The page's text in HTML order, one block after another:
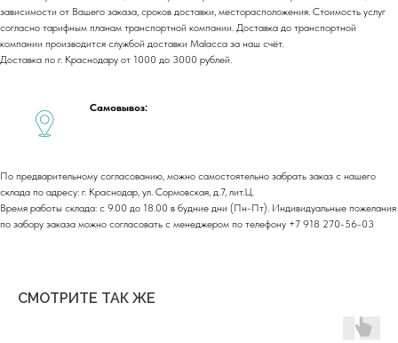
зависимости от Вашего заказа, сроков доставки, месторасположения. Стоимость услуг
согласно тарифным планам транспортной компании. Доставка до транспортной
компании производится службой доставки Malacca за наш счёт.
Доставка по г. Краснодару от 1000 до 3000 рублей.
Самовывоз:
По предварительному согласованию, можно самостоятельно забрать заказ с нашего
склада по адресу: г. Краснодар, ул. Сормовская, д.7, лит.Ц.
Время работы склада: с 9.00 до 18.00 в будние дни (Пн-Пт). Индивидуальные пожелания
по забору заказа можно согласовать с менеджером по телефону +7 918 270-56-03
СМОТРИТЕ ТАК ЖЕ
Cогласие на обработку персональных данных
Юридический адрес:
350059, г.Краснодар, ул.Уральская, д.22
г. Москва,
ТРЦ Европолис.
ул. Центральная, здание 33
График работы:
Пн-сб: с 9:00 до 18:00